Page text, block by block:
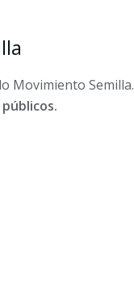
Movimiento Semilla.